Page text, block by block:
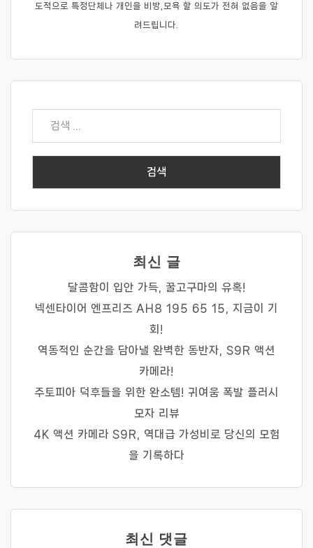
도적으로 특정단체나 개인을 비방,모욕 할 의도가 전혀 없음을 알
려드립니다.
검
최신 글
달콤함이 입안 가득, 꿀고구마의 유혹!
넥센타이어 엔프리즈 AH8 195 65 15, 지금이 기
회!
역동적인 순간을 담아낼 완벽한 동반자, S9R 액션
카메라!
주토피아 덕후들을 위한 완소템! 귀여움 폭발 플러시
모자 리뷰
4K 액션 카메라 S9R, 역대급 가성비로 당신의 모험
을 기록하다
최신 댓글